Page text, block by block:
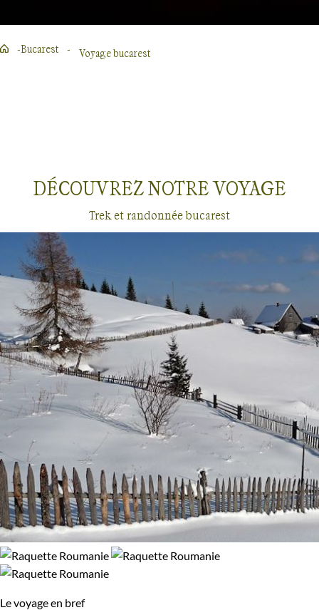
VoyagesBucarest
Bucarest Voyage bucarest
DÉCOUVREZ NOTREVOYAGE
Trek et randonnée bucarest
Le voyage en bref